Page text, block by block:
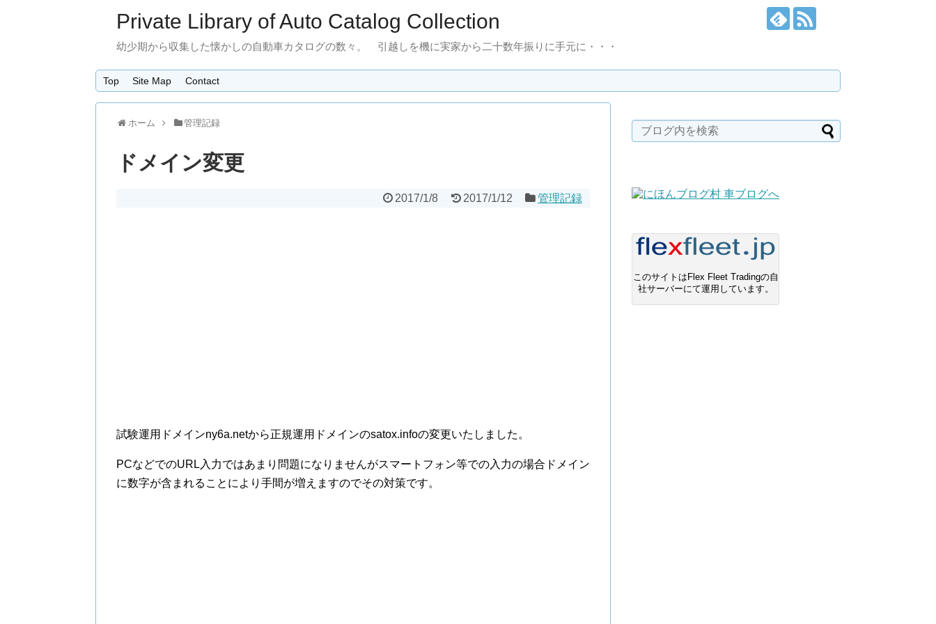
Private Library of Auto Catalog Collection
幼少期から収集した懐かしの自動車カタログの数々。 引越しを機に実家から二十数年振りに手元に・・・
Top Site Map Contact
ホーム 管理記録
ドメイン変更
2017/1/8 2017/1/12 管理記録
試験運用ドメインny6a.netから正規運用ドメインのsatox.infoの変更いたしました。
PCなどでのURL入力ではあまり問題になりませんがスマートフォン等での入力の場合ドメイン
に数字が含まれることにより手間が増えますのでその対策です。
このサイトはFlex Fleet Tradingの自
社サーバーにて運用しています。